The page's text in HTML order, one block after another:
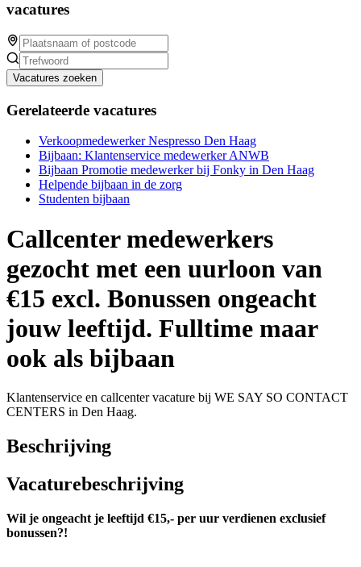
vacatures
Vacatures zoeken
Gerelateerde vacatures
Verkoopmedewerker Nespresso Den Haag
Bijbaan: Klantenservice medewerker ANWB
Bijbaan Promotie medewerker bij Fonky in Den Haag
Helpende bijbaan in de zorg
Studenten bijbaan
Callcenter medewerkers
gezocht met een uurloon van
€15 excl. Bonussen ongeacht
jouw leeftijd. Fulltime maar
ook als bijbaan
Klantenservice en callcenter vacature bij WE SAY SO CONTACT
CENTERS in Den Haag.
Beschrijving
Vacaturebeschrijving
Wil je ongeacht je leeftijd €15,- per uur verdienen exclusief
bonussen?!